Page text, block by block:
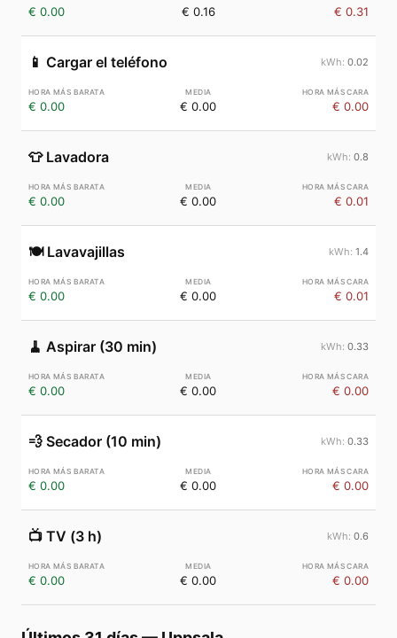
€ 0.00 € 0.16 € 0.31
📱 Cargar el teléfono 0.02
€ 0.00 € 0.00 € 0.00
👕 Lavadora 0.8
€ 0.00 € 0.00 € 0.01
🍽️ Lavavajillas 1.4
€ 0.00 € 0.00 € 0.01
🧹 Aspirar (30 min) 0.33
€ 0.00 € 0.00 € 0.00
💨 Secador (10 min) 0.33
€ 0.00 € 0.00 € 0.00
📺 TV (3 h) 0.6
€ 0.00 € 0.00 € 0.00